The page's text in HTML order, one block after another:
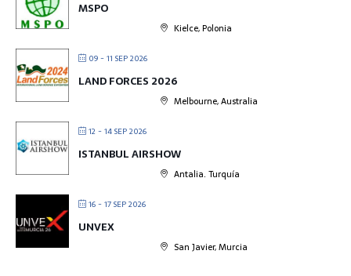
MSPO
Kielce, Polonia
09 - 11 SEP 2026
LAND FORCES 2026
Melbourne, Australia
12 - 14 SEP 2026
ISTANBUL AIRSHOW
Antalia. Turquía
16 - 17 SEP 2026
UNVEX
San Javier, Murcia